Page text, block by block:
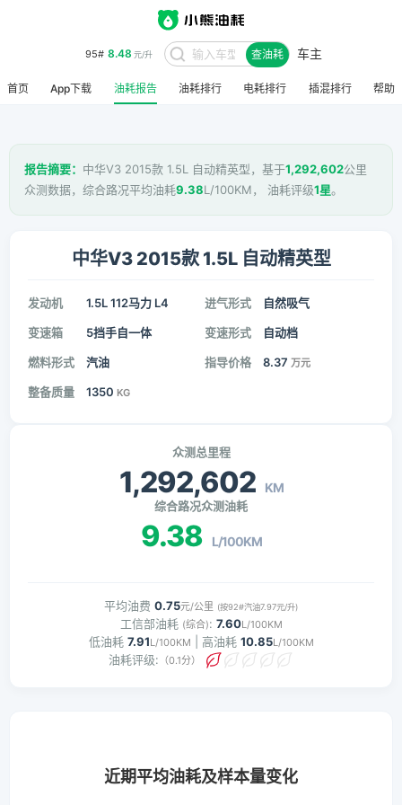
95# 8.48 元/升 查油耗 车主
首页 App下载 油耗报告 油耗排行 电耗排行 插混排行 帮助
报告摘要： 中华V3 2015款 1.5L 自动精英型，基于1,292,602公里
众测数据，综合路况平均油耗9.38L/100KM， 油耗评级1星。
中华V3 2015款 1.5L 自动精英型
发动机 1.5L 112马力 L4 进气形式 自然吸气
变速箱 5挡手自一体 变速形式 自动档
燃料形式 汽油 指导价格 8.37 万元
整备质量 1350 KG
众测总里程
1,292,602 KM
综合路况众测油耗
9.38 L/100KM
平均油费 0.75元/公里 (按92#汽油7.97元/升)
工信部油耗 (综合): 7.60L/100KM
低油耗 7.91L/100KM | 高油耗 10.85L/100KM
油耗评级: （0.1分）